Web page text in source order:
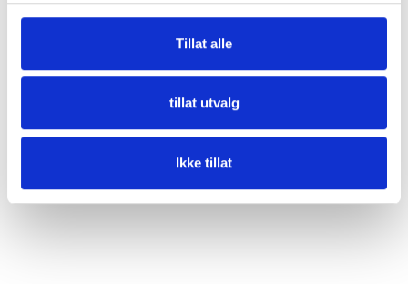
Tillat alle
tillat utvalg
Ikke tillat